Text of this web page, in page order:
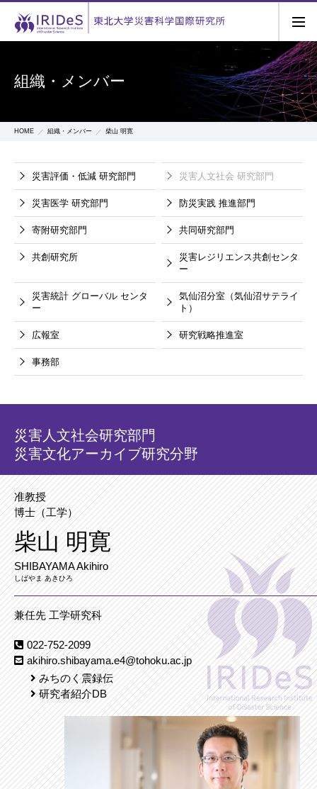
組織・メンバー
HOME 組織・メンバー 柴山 明寛
災害評価・低減 研究部門 災害人文社会 研究部門
災害医学 研究部門 防災実践 推進部門
寄附研究部門 共同研究部門
共創研究所
災害レジリエンス共創センタ
ー
災害統計 グローバル センタ
ー
気仙沼分室（気仙沼サテライ
ト）
広報室 研究戦略推進室
事務部
災害人文社会研究部門
災害文化アーカイブ研究分野
准教授
博士（工学）
柴山 明寛
SHIBAYAMA Akihiro
しばやま あきひろ
兼任先 工学研究科
022-752-2099
akihiro.shibayama.e4@tohoku.ac.jp
みちのく震録伝
研究者紹介DB